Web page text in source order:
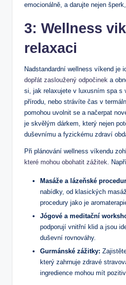
emocionálně, a darujte nejen
3: Wellness
relaxaci
Nadstandardní wellness víkend je
dopřát zasloužený odpočinek a
si, jak relaxujete v luxusním spa s
přírodu, nebo strávíte čas v
pomohou uvolnit se a načerpat
je skvělým dárkem, který nejen
duševnímu a fyzickému zdraví
Při plánování wellness víkendu
které mohou obohatit zážitek .
Masáže a lázeňské
nabídky, od klasických
procedury jako je
Jógové a meditační
podporují vnitřní klid a jsou
duševní rovnováhy.
Gurmánské zážitky:
který zahrnuje zdravé
ingredience mohou mít